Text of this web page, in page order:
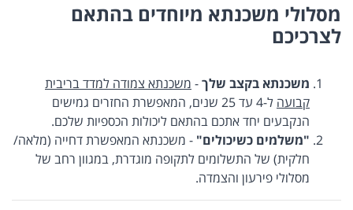
מסלולי משכנתא מיוחדים בהתאם
לצרכיכם
משכנתא בקצב שלך- משכנתא צמודה למדד בריבית
קבועה
ל-4 עד 25 שנים, המאפשרת החזרים גמישים
הנקבעים יחד אתכם בהתאם ליכולות הכספיות שלכם.
"משלמים כשיכולים" - משכנתא המאפשרת דחייה (מלאה/
חלקית) של התשלומים לתקופה מוגדרת, במגוון רחב של
מסלולי פירעון והצמדה.